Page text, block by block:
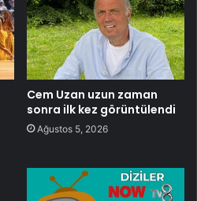
Cem Uzan uzun zaman
sonra ilk kez görüntülendi
Ağustos 5, 2026